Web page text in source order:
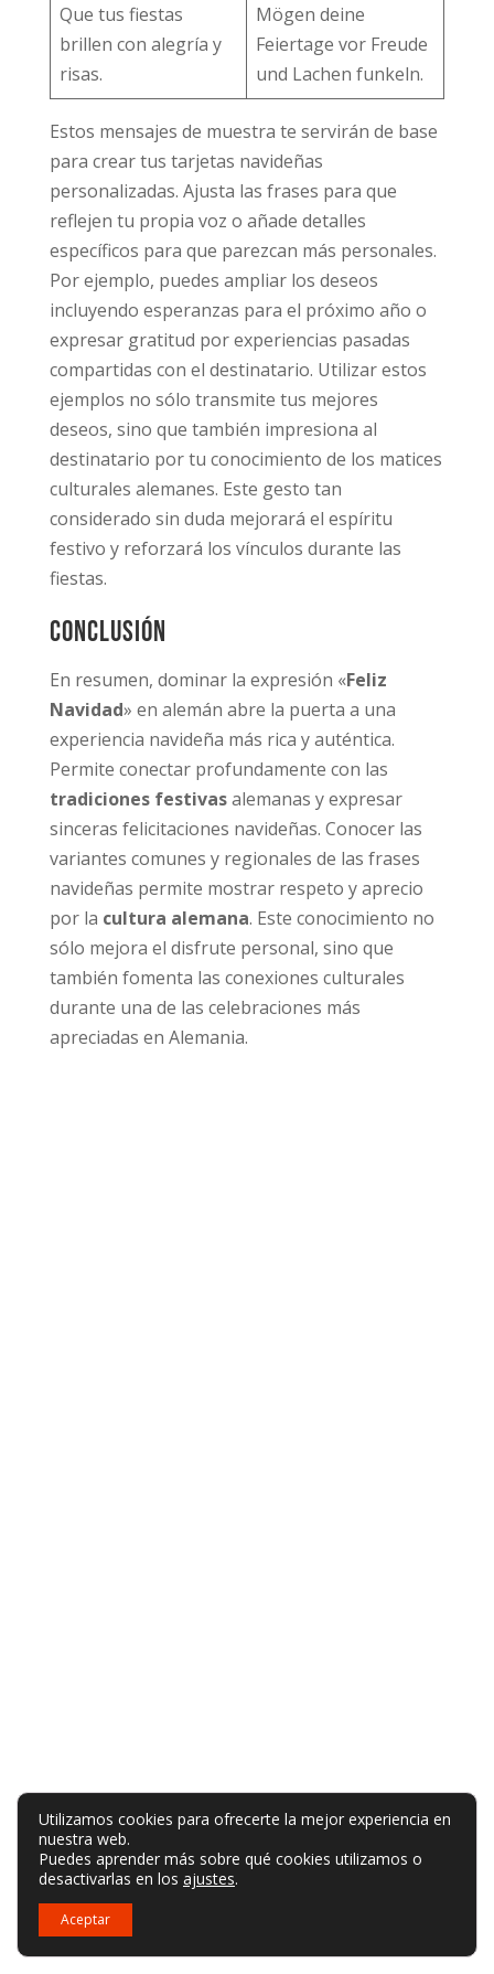
Que tus fiestas
brillen con alegría y
risas.
Mögen deine
Feiertage vor Freude
und Lachen funkeln.
Estos mensajes de muestra te servirán de base
para crear tus tarjetas navideñas
personalizadas. Ajusta las frases para que
reflejen tu propia voz o añade detalles
específicos para que parezcan más personales.
Por ejemplo, puedes ampliar los deseos
incluyendo esperanzas para el próximo año o
expresar gratitud por experiencias pasadas
compartidas con el destinatario. Utilizar estos
ejemplos no sólo transmite tus mejores
deseos, sino que también impresiona al
destinatario por tu conocimiento de los matices
culturales alemanes. Este gesto tan
considerado sin duda mejorará el espíritu
festivo y reforzará los vínculos durante las
fiestas.
Conclusión
En resumen, dominar la expresión «Feliz
Navidad» en alemán abre la puerta a una
experiencia navideña más rica y auténtica.
Permite conectar profundamente con las
tradiciones festivasalemanas y expresar
sinceras felicitaciones navideñas. Conocer las
variantes comunes y regionales de las frases
navideñas permite mostrar respeto y aprecio
por la cultura alemana. Este conocimiento no
sólo mejora el disfrute personal, sino que
también fomenta las conexiones culturales
durante una de las celebraciones más
apreciadas en Alemania.
Utilizamos cookies para ofrecerte la mejor experiencia en
nuestra web.
Puedes aprender más sobre qué cookies utilizamos o
desactivarlas en los ajustes.
Aceptar